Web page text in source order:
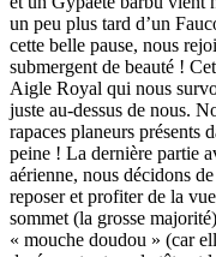
un peu plus tard d’un
cette belle pause, nous
submergent de beauté !
Aigle Royal qui nous
juste au-dessus de nous.
rapaces planeurs présents
peine ! La dernière partie
aérienne, nous décidons
reposer et profiter de la
sommet (la grosse
« mouche doudou » (car